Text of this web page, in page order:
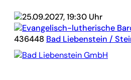
25.09.2027, 19:30 Uhr
Evangelisch-lutherische
436448 Bad Liebenstein /
Bad Liebenstein GmbH